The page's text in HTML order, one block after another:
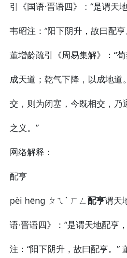
引《国语·晋语四》：“是谓天
韦昭注：“阳下阴升，故曰配亨
董增龄疏引《周易集解》：“
成天道；乾气下降，以成地道
交，则为闭塞，今既相交，乃
之义。”
网络解释：
配亨
pèi hēng ㄆㄟˋ ㄏㄥ配亨谓天
语·晋语四》：“是谓天地配亨
注：“阳下阴升，故曰配亨。”